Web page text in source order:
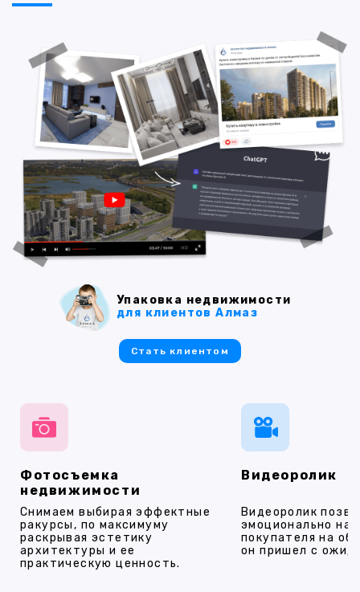
Фотосъемка
недвижимости
Снимаем выбирая эффектные
ракурсы, по максимуму
раскрывая эстетику
архитектуры и ее
практическую ценность.
Видеоролик
Видеоролик
эмоционально
покупателя на
он пришел с
Упаковка недвижимости
для клиентов Алмаз
Стать клиентом